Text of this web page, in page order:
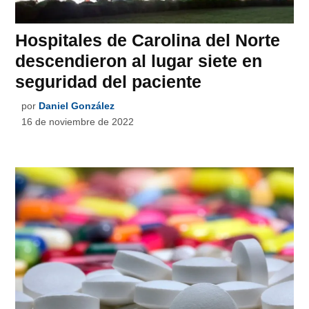
Hospitales de Carolina del Norte
descendieron al lugar siete en
seguridad del paciente
por Daniel González
16 de noviembre de 2022